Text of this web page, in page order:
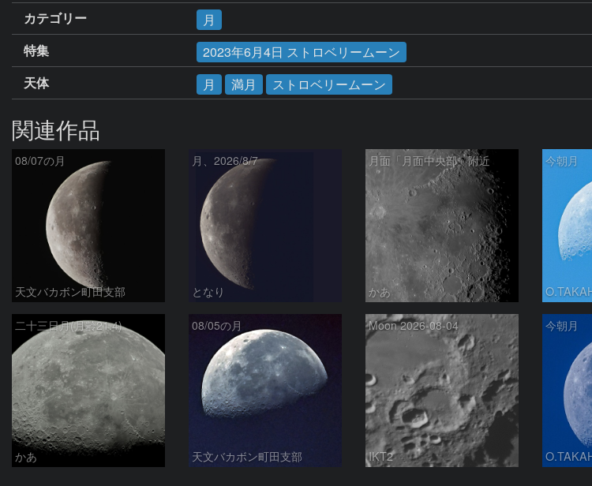
カテゴリー
月
特集
2023年6月4日 ストロベリームーン
天体
月 満月 ストロベリームーン
関連作品
08/07の月
天文バカボン町田支部
月、2026/8/7
となり
月面「月面中央部」附近
かあ
今朝月
二十三日月(月齢21.4)
かあ
08/05の月
天文バカボン町田支部
Moon 2026-08-04
IKT2
今朝月